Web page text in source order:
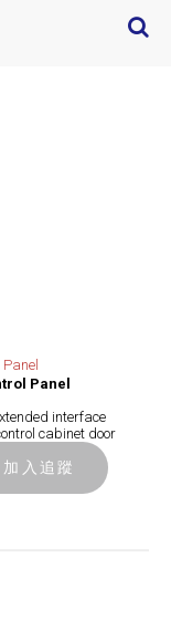
Panel
interface
cabinet door
加入追蹤